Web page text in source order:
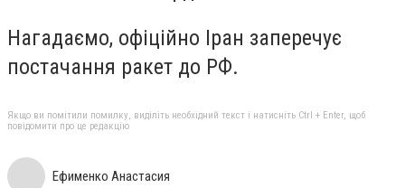
Нагадаємо, офіційно Іран заперечує
постачання ракет до РФ.
Якщо ви помітили помилку, виділіть необхідний текст і натисніть Ctrl + Enter, щоб
повідомити про це редакцію
Ефименко Анастасия